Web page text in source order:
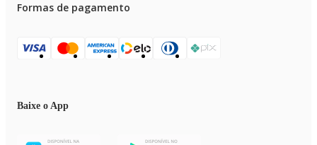
Formas de pagamento
Baixe o App